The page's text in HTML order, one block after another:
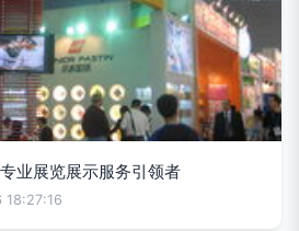
业展览展示服务引领者